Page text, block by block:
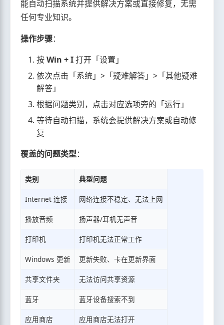
能自动扫描系统并提供解决方案或直接修复，无需
任何专业知识。
操作步骤：
按Win + I打开「设置」
依次点击「系统」>「疑难解答」>「其他疑难
解答」
根据问题类别，点击对应选项旁的「运行」
等待自动扫描，系统会提供解决方案或自动修
复
覆盖的问题类型：
类别 典型问题
Internet 连接 网络连接不稳定、无法上网
播放音频 扬声器/耳机无声音
打印机 打印机无法正常工作
Windows 更新 更新失败、卡在更新界面
共享文件夹 无法访问共享资源
蓝牙 蓝牙设备搜索不到
应用商店 应用商店无法打开